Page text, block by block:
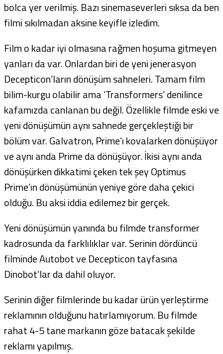
bolca yer verilmiş. Bazı sinemaseverleri sıksa da ben
filmi sıkılmadan aksine keyifle izledim.
Film o kadar iyi olmasına rağmen hoşuma gitmeyen
yanları da var. Onlardan biri de yeni jenerasyon
Decepticon’ların dönüşüm sahneleri. Tamam film
bilim-kurgu olabilir ama ‘Transformers’ denilince
kafamızda canlanan bu değil. Özellikle filmde eski ve
yeni dönüşümün aynı sahnede gerçekleştiği bir
bölüm var. Galvatron, Prime’ı kovalarken dönüşüyor
ve aynı anda Prime da dönüşüyor. İkisi aynı anda
dönüşürken dikkatimi çeken tek şey Optimus
Prime’ın dönüşümünün yeniye göre daha çekici
olduğu. Bu aksi iddia edilemez bir gerçek.
Yeni dönüşümün yanında bu filmde transformer
kadrosunda da farklılıklar var. Serinin dördüncü
filminde Autobot ve Decepticon tayfasına
Dinobot’lar da dahil oluyor.
Serinin diğer filmlerinde bu kadar ürün yerleştirme
reklamının olduğunu hatırlamıyorum. Bu filmde
rahat 4-5 tane markanın göze batacak şekilde
reklamı yapılmış.